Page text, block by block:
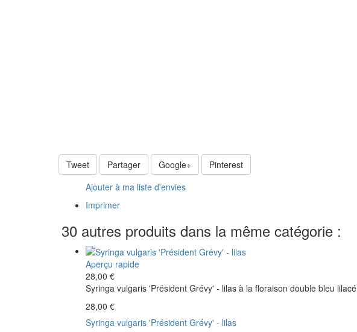
Tweet
Partager Google+
Pinterest
Ajouter à ma liste d'envies
Imprimer
30 autres produits dans la même catégorie :
Aperçu rapide
28,00 €
Syringa vulgaris 'Président Grévy' - lilas à la floraison double bleu lilacé
28,00 €
Syringa vulgaris 'Président Grévy' - lilas